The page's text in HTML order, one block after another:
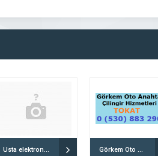
Usta elektronik anahtar Görkem Oto Anahtar ve Çilingir hizmetleri